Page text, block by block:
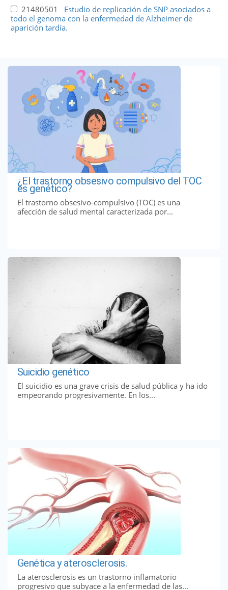
21480501 Estudio de replicación de SNP asociados a
todo el genoma con la enfermedad de Alzheimer de
aparición tardía.
¿El trastorno obsesivo compulsivo del TOC
es genético?
El trastorno obsesivo-compulsivo (TOC) es una
afección de salud mental caracterizada por...
Suicidio genético
El suicidio es una grave crisis de salud pública y ha ido
empeorando progresivamente. En los...
Genética y aterosclerosis.
La aterosclerosis es un trastorno inflamatorio
progresivo que subyace a la enfermedad de las...